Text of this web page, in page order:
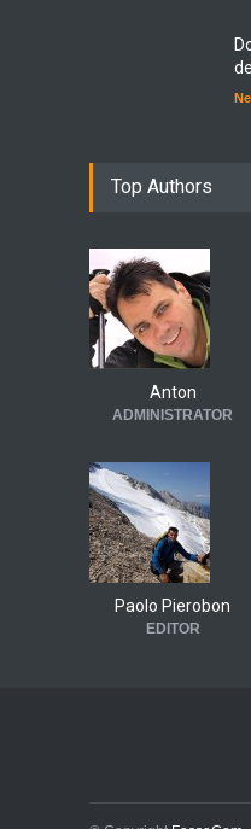
Top Authors
Anton
ADMINISTRATOR
Paolo Pierobon
EDITOR